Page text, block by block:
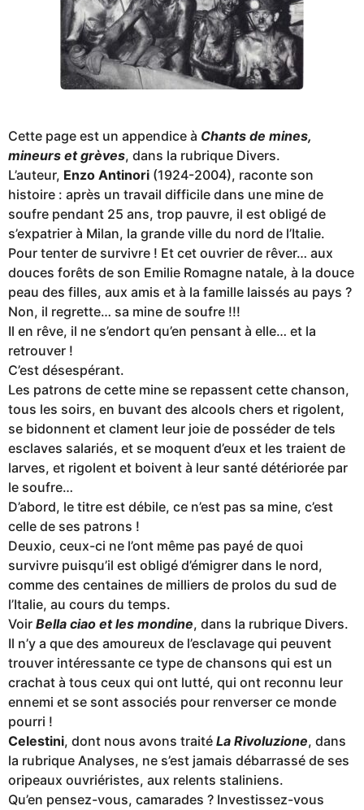
Cette page est un appendice à Chants de mines,
mineurs et grèves, dans la rubrique Divers.
L’auteur, Enzo Antinori (1924-2004), raconte son
histoire : après un travail difficile dans une mine de
soufre pendant 25 ans, trop pauvre, il est obligé de
s’expatrier à Milan, la grande ville du nord de l’Italie.
Pour tenter de survivre ! Et cet ouvrier de rêver… aux
douces forêts de son Emilie Romagne natale, à la douce
peau des filles, aux amis et à la famille laissés au pays ?
Non, il regrette… sa mine de soufre !!!
Il en rêve, il ne s’endort qu’en pensant à elle… et la
retrouver !
C’est désespérant.
Les patrons de cette mine se repassent cette chanson,
tous les soirs, en buvant des alcools chers et rigolent,
se bidonnent et clament leur joie de posséder de tels
esclaves salariés, et se moquent d’eux et les traient de
larves, et rigolent et boivent à leur santé détériorée par
le soufre…
D’abord, le titre est débile, ce n’est pas sa mine, c’est
celle de ses patrons !
Deuxio, ceux-ci ne l’ont même pas payé de quoi
survivre puisqu’il est obligé d’émigrer dans le nord,
comme des centaines de milliers de prolos du sud de
l’Italie, au cours du temps.
Voir Bella ciao et les mondine, dans la rubrique Divers.
Il n’y a que des amoureux de l’esclavage qui peuvent
trouver intéressante ce type de chansons qui est un
crachat à tous ceux qui ont lutté, qui ont reconnu leur
ennemi et se sont associés pour renverser ce monde
pourri !
Celestini, dont nous avons traité La Rivoluzione, dans
la rubrique Analyses, ne s’est jamais débarrassé de ses
oripeaux ouvriéristes, aux relents staliniens.
Qu’en pensez-vous, camarades ? Investissez-vous